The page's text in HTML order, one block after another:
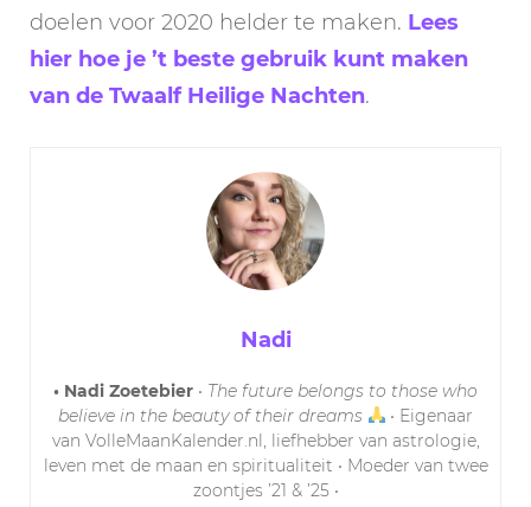
doelen voor 2020 helder te maken. Lees
hier hoe je ’t beste gebruik kunt maken
van de Twaalf Heilige Nachten.
Nadi
• Nadi Zoetebier • The future belongs to those who
believe in the beauty of their dreams
• Eigenaar
van VolleMaanKalender.nl, liefhebber van astrologie,
leven met de maan en spiritualiteit • Moeder van twee
zoontjes ’21 & ’25 •